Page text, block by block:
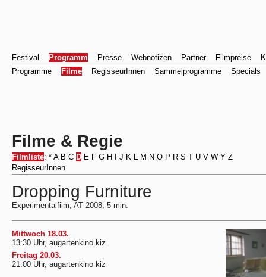
Festival Programm Presse Webnotizen Partner Filmpreise
Programme
Filme RegisseurInnen Sammelprogramme Specials
Filme & Regie
Filmliste: * A B C D E F G H J K L M N O P R S T U V W Y Z
RegisseurInnen
Dropping Furniture
Experimentalfilm, AT 2008, 5 min.
Mittwoch 18.03.
13:30 Uhr, augartenkino kiz
Freitag 20.03.
21:00 Uhr, augartenkino kiz